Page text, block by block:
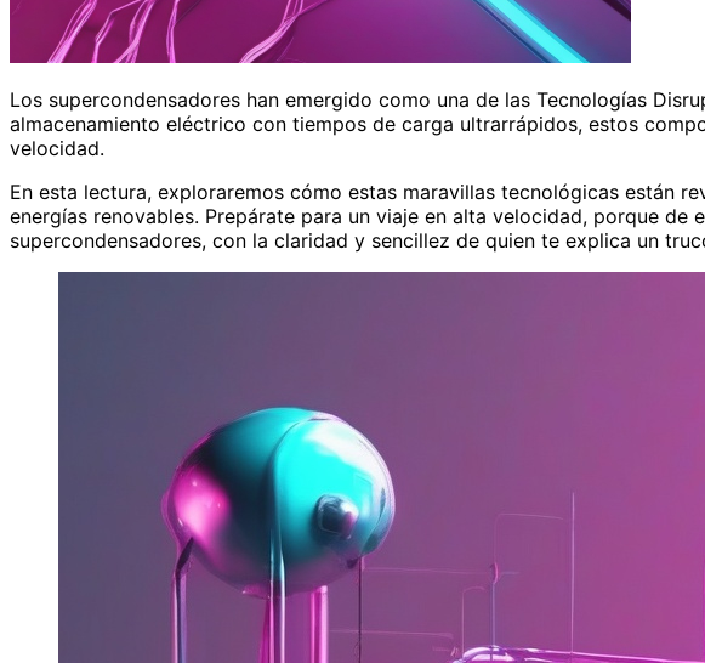
Los supercondensadores han emergido como una de las Tecnologías
almacenamiento eléctrico con tiempos de carga ultrarrápidos, estos
velocidad.
En esta lectura, exploraremos cómo estas maravillas tecnológicas están
energías renovables. Prepárate para un viaje en alta velocidad, porque
supercondensadores, con la claridad y sencillez de quien te explica un